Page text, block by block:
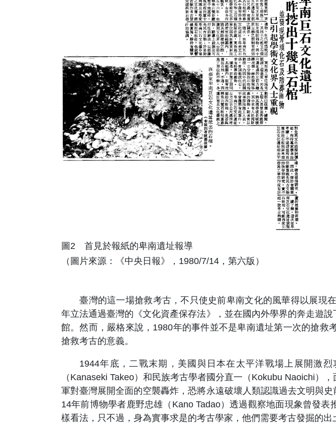
圖2 首見於報紙的卑南遺址報導
（圖片來源：《中央日報》，1980/7/14，第六版）
臺灣的這一場搶救考古，不只使史前卑南文化的風華得以展現
年立法通過臺灣的《文化資產保存法》，並在國內外學界的奔走遊
館。然而，嚴格來說，1980年的事件並不是卑南遺址第一次的搶
搶救考古的意義。
1944年底，二戰末期，美國與日本在太平洋戰場上展開激烈
（Kanaseki Takeo）和民族考古學者國分直一（Kokubu Naoichi）
軍對臺灣展開全面的空襲轟炸，恐將永遠破壞人類認識過去文明與
14年前博物學者鹿野忠雄（Kano Tadao）透過觀察地面現象曾發
樣看法，只不過，身為實事求是的考古學家，他們需要考古發掘的出